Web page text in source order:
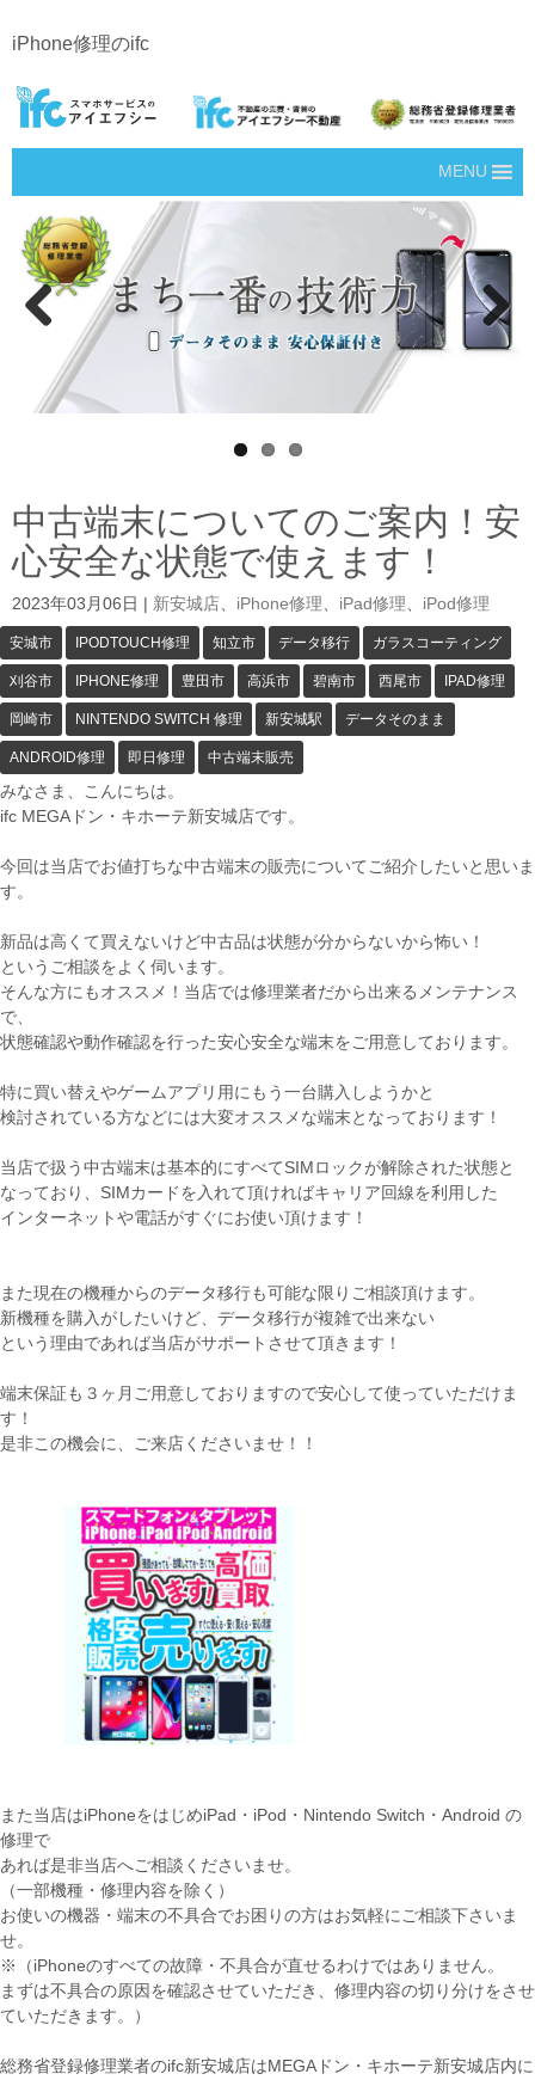
iPhone修理のifc
MENU
Next
中古端末についてのご案内！安
心安全な状態で使えます！
2023年03月06日 新安城店 iPhone修理 iPad修理 iPod修理
安城市 IPODTOUCH修理 知立市 データ移行 ガラスコーティング
刈谷市 IPHONE修理 豊田市 高浜市 碧南市 西尾市 IPAD修理
岡崎市 NINTENDO SWITCH 修理 新安城駅 データそのまま
ANDROID修理 即日修理 中古端末販売
みなさま、こんにちは。
ifc MEGAドン・キホーテ新安城店です。
今回は当店でお値打ちな中古端末の販売についてご紹介したいと思いま
す。
新品は高くて買えないけど中古品は状態が分からないから怖い！
というご相談をよく伺います。
そんな方にもオススメ！当店では修理業者だから出来るメンテナンス
で、
状態確認や動作確認を行った安心安全な端末をご用意しております。
特に買い替えやゲームアプリ用にもう一台購入しようかと
検討されている方などには大変オススメな端末となっております！
当店で扱う中古端末は基本的にすべてSIMロックが解除された状態と
なっており、SIMカードを入れて頂ければキャリア回線を利用した
インターネットや電話がすぐにお使い頂けます！
また現在の機種からのデータ移行も可能な限りご相談頂けます。
新機種を購入がしたいけど、データ移行が複雑で出来ない
という理由であれば当店がサポートさせて頂きます！
端末保証も３ヶ月ご用意しておりますので安心して使っていただけま
す！
是非この機会に、ご来店くださいませ！！
また当店はiPhoneをはじめiPad・iPod・Nintendo Switch・Android の
修理で
あれば是非当店へご相談くださいませ。
（一部機種・修理内容を除く）
お使いの機器・端末の不具合でお困りの方はお気軽にご相談下さいま
せ。
※（iPhoneのすべての故障・不具合が直せるわけではありません。
まずは不具合の原因を確認させていただき、修理内容の切り分けをさせ
ていただきます。）
総務省登録修理業者のifc新安城店はMEGAドン・キホーテ新安城店内に